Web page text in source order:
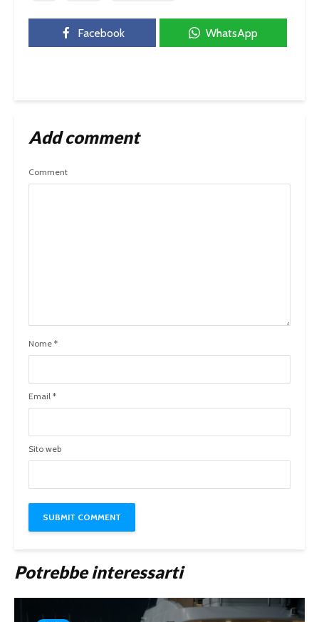
Facebook WhatsApp
Add comment
Comment
Nome *
Email *
Sito web
Potrebbe interessarti